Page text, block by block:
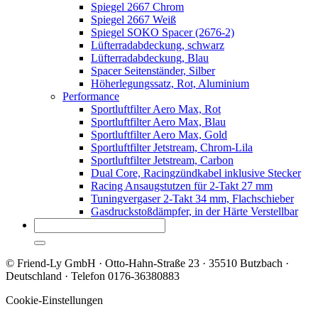
Spiegel 2667 Chrom
Spiegel 2667 Weiß
Spiegel SOKO Spacer (2676-2)
Lüfterradabdeckung, schwarz
Lüfterradabdeckung, Blau
Spacer Seitenständer, Silber
Höherlegungssatz, Rot, Aluminium
Performance
Sportluftfilter Aero Max, Rot
Sportluftfilter Aero Max, Blau
Sportluftfilter Aero Max, Gold
Sportluftfilter Jetstream, Chrom-Lila
Sportluftfilter Jetstream, Carbon
Dual Core, Racingzündkabel inklusive Stecker
Racing Ansaugstutzen für 2-Takt 27 mm
Tuningvergaser 2-Takt 34 mm, Flachschieber
Gasdruckstoßdämpfer, in der Härte Verstellbar
© Friend-Ly GmbH · Otto-Hahn-Straße 23 · 35510 Butzbach ·
Deutschland · Telefon 0176-36380883
Cookie-Einstellungen